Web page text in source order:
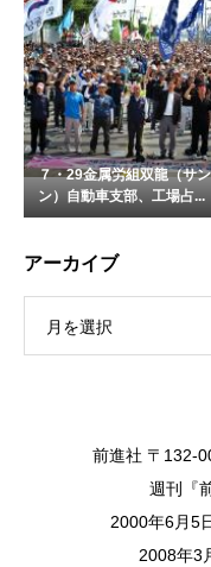
７・29金属労組双龍（サ
ン）自動車支部、工場占...
アーカイブ
月を選択
前進社 〒132-
週刊『
2000年6月5
2008年3